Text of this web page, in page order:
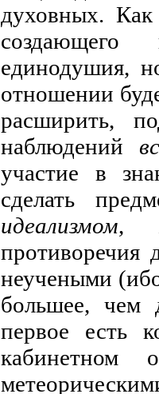
духовных.
создающего
единодушия,
отношении
расширить,
наблюдений
участие в
сделать
идеализмом,
противоречия
неучеными
большее, чем
первое есть
кабинетном